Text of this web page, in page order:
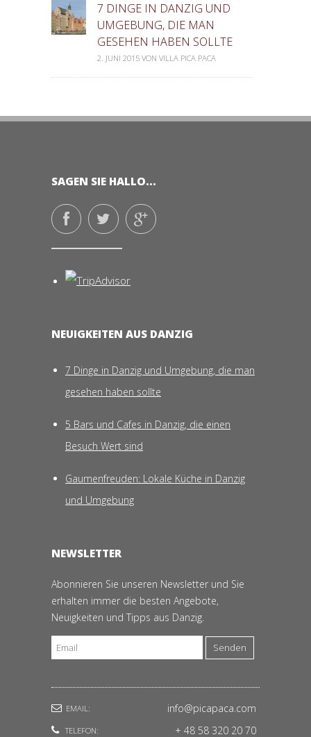
7 DINGE IN DANZIG UND
UMGEBUNG, DIE MAN
GESEHEN HABEN SOLLTE
2. JUNI 2015 VON VILLA PICA PACA
SAGEN SIE HALLO...
NEUIGKEITEN AUS DANZIG
7 Dinge in Danzig und Umgebung, die man
gesehen haben sollte
5 Bars und Cafes in Danzig, die einen
Besuch Wert sind
Gaumenfreuden: Lokale Küche in Danzig
und Umgebung
NEWSLETTER
Abonnieren Sie unseren Newsletter und Sie
erhalten immer die besten Angebote,
Neuigkeiten und Tipps aus Danzig.
Senden
EMAIL: info@picapaca.com
TELEFON: + 48 58 320 20 70